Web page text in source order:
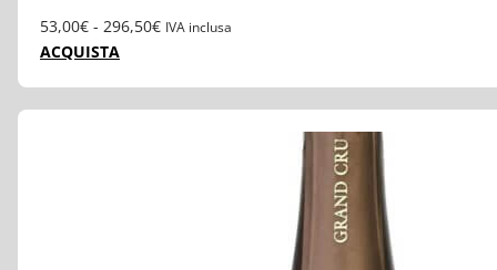
53,00€ - 296,50€Fascia
IVA inclusa
ACQUISTA